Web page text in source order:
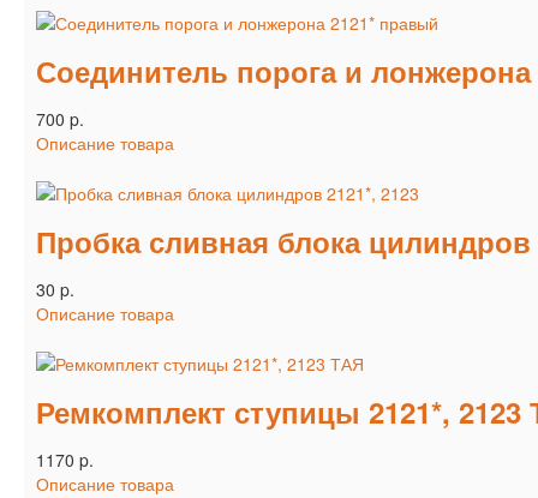
Соединитель порога и
700 p.
Описание товара
Пробка сливная блока цилиндров
30 p.
Описание товара
Ремкомплект ступицы 2121*, 2123
1170 p.
Описание товара